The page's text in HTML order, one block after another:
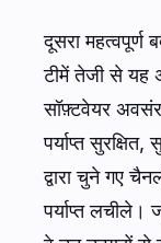
दूसरा महत्वपूर्ण
टीमें तेजी से यह
सॉफ़्टवेयर
पर्याप्त
द्वारा चुने गए
पर्याप्त लचीले।